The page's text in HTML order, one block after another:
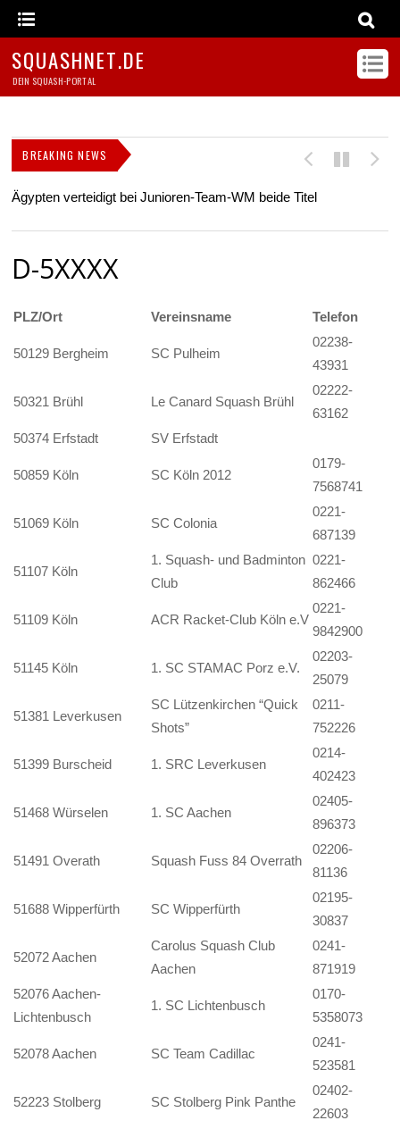
SQUASHNET.DE
DEIN SQUASH-PORTAL
BREAKING NEWS
Ägypten verteidigt bei Junioren-Team-WM beide Titel
D-5XXXX
PLZ/Ort Vereinsname Telefon
50129 Bergheim SC Pulheim
02238-
43931
50321 Brühl Le Canard Squash Brühl
02222-
63162
50374 Erfstadt
SV Erfstadt
50859 Köln SC Köln 2012
0179-
7568741
51069 Köln SC Colonia
0221-
687139
51107 Köln
1. Squash- und Badminton
Club
0221-
862466
51109 Köln ACR Racket-Club Köln e.V
0221-
9842900
51145 Köln 1. SC STAMAC Porz e.V.
02203-
25079
51381 Leverkusen
SC Lützenkirchen “Quick
Shots”
0211-
752226
51399 Burscheid 1. SRC Leverkusen
0214-
402423
51468 Würselen 1. SC Aachen
02405-
896373
51491 Overath Squash Fuss 84 Overrath
02206-
81136
51688 Wipperfürth SC Wipperfürth
02195-
30837
52072 Aachen
Carolus Squash Club
Aachen
0241-
871919
52076 Aachen-
Lichtenbusch
1. SC Lichtenbusch
0170-
5358073
52078 Aachen SC Team Cadillac
0241-
523581
52223 Stolberg SC Stolberg Pink Panthe
02402-
22603